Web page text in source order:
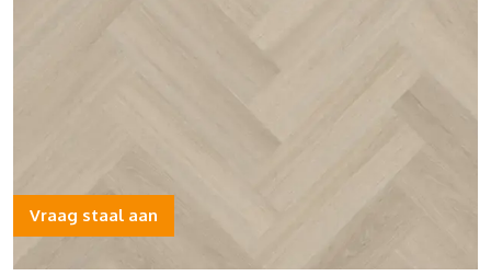
Vraag staal aan